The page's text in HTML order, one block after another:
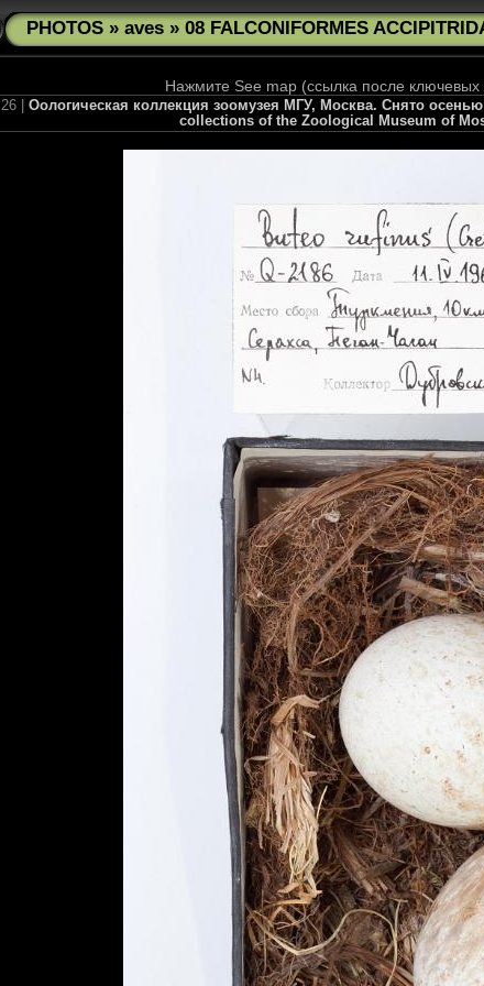
PHOTOS » aves » 08 FALCONIFORMES
Нажмите See map (ссылка после
26 | Оологическая коллекция зоомузея МГУ, Москва. Снято
collections of the Zoological Museum of